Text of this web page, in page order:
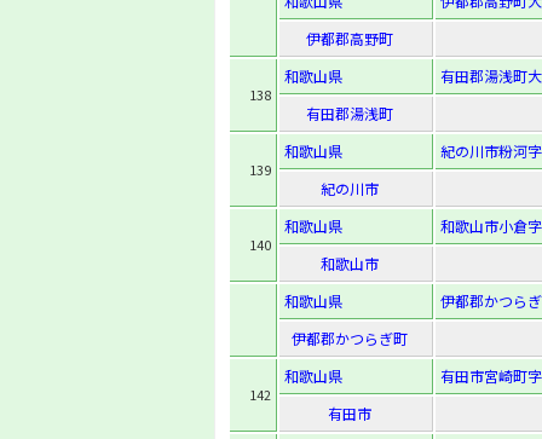
伊都郡高野町
138
和歌山県
有田郡湯浅町
有田郡湯浅町
139
和歌山県
紀の川市粉河
紀の川市
140
和歌山県
和歌山市小倉
和歌山市
和歌山県
伊都郡かつら
伊都郡かつらぎ町
142
和歌山県
有田市宮崎町
有田市